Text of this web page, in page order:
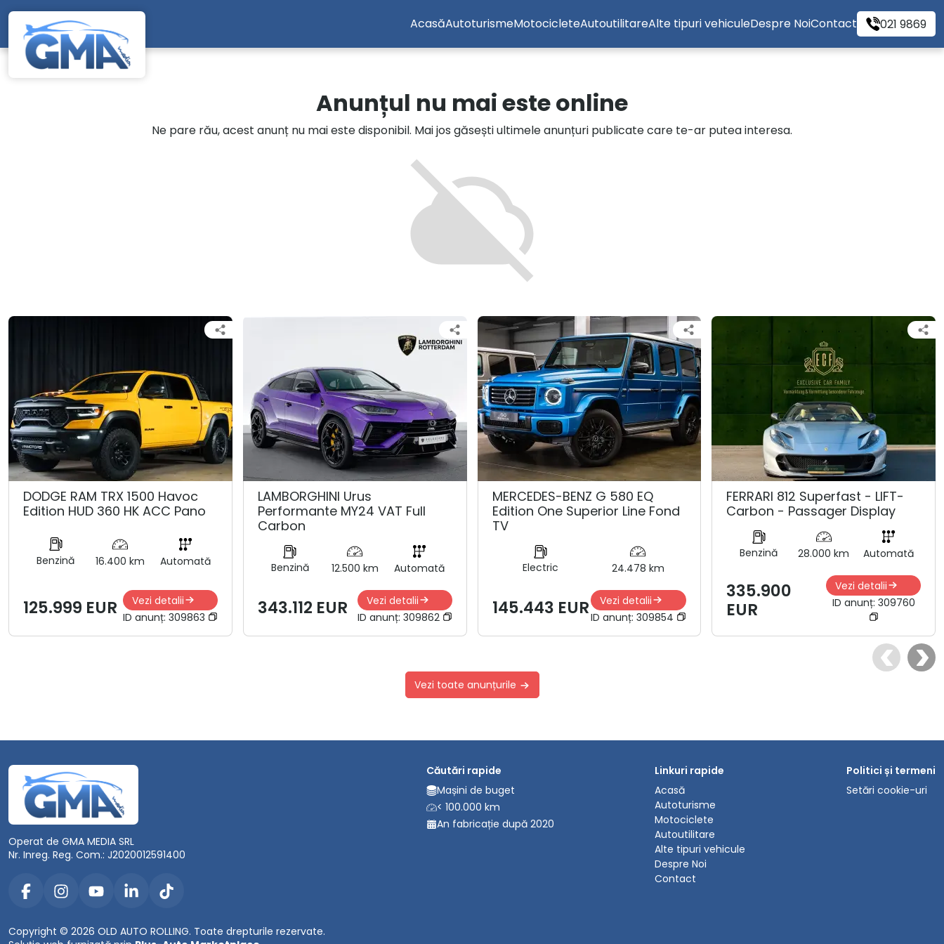
Mergi direct la conținutul principal
AcasăAutoturismeMotocicleteAutoutilitareAlte tipuri vehiculeDespre NoiContact 021 9869
Anunțul nu mai este online
Ne pare rău, acest anunț nu mai este disponibil. Mai jos găsești ultimele anunțuri publicate care te-ar putea interesa.
DODGE RAM TRX 1500 Havoc
Edition HUD 360 HK ACC Pano
Benzină 16.400 km Automată
125.999 EUR
Vezi detalii
ID anunț: 309863
LAMBORGHINI Urus
Performante MY24 VAT Full
Carbon
Benzină 12.500 km Automată
343.112 EUR
Vezi detalii
ID anunț: 309862
MERCEDES-BENZ G 580 EQ
Edition One Superior Line Fond
TV
Electric 24.478 km
145.443 EUR
Vezi detalii
ID anunț:309854
FERRARI 812 Superfast - LIFT-
Carbon - Passager Display
Benzină 28.000 km Automată
335.900
EUR
Vezi detalii
ID anunț: 309760
Vezi toate anunțurile
Operat de GMA MEDIA SRL
Nr. Inreg. Reg. Com.: J2020012591400
Copyright © 2026 OLD AUTO ROLLING. Toate drepturile rezervate.
Căutări rapide
Mașini de buget
< 100.000 km
An fabricație după 2020
Linkuri rapide
Acasă
Autoturisme
Motociclete
Autoutilitare
Alte tipuri vehicule
Despre Noi
Contact
Politici și termeni
Setări cookie-uri